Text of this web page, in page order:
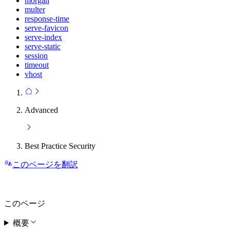
multer
response-time
serve-favicon
serve-index
serve-static
session
timeout
vhost
Advanced
Best Practice Security
このページを翻訳
このページ
概要